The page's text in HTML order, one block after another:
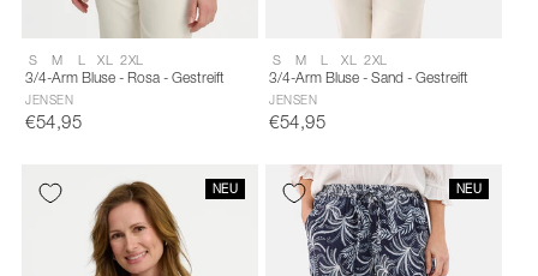
3/4-Arm Bluse - Rosa - Gestreift
JENSEN
€54,95
Size:
S
selected
S M L XL 2XL
3/4-Arm Bluse - Sand - Gestreift
JENSEN
€54,95
Size:
S
selected
S M L XL 2XL
NEU NEU